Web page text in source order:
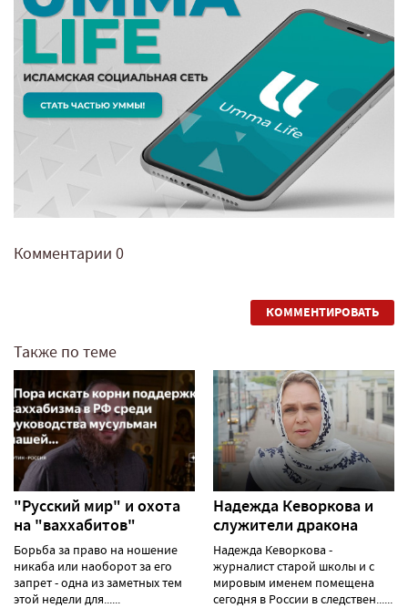
Комментарии 0
КОММЕНТИРОВАТЬ
Также по теме
"Русский мир" и охота
на "ваххабитов"
Борьба за право на ношение
никаба или наоборот за его
запрет - одна из заметных тем
этой недели для......
Надежда Кеворкова и
служители дракона
Надежда Кеворкова -
журналист старой школы и с
мировым именем помещена
сегодня в России в следствен......